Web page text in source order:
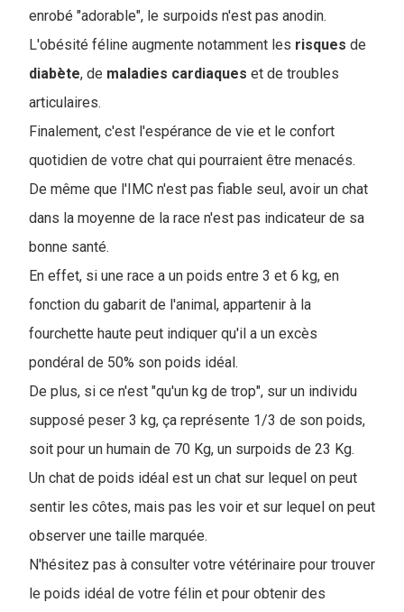
enrobé "adorable", le surpoids n'est pas anodin.
L'obésité féline augmente notamment les risques de
diabète, de maladies cardiaques et de troubles
articulaires.
Finalement, c'est l'espérance de vie et le confort
quotidien de votre chat qui pourraient être menacés.
De même que l'IMC n'est pas fiable seul, avoir un chat
dans la moyenne de la race n'est pas indicateur de sa
bonne santé.
En effet, si une race a un poids entre 3 et 6 kg, en
fonction du gabarit de l'animal, appartenir à la
fourchette haute peut indiquer qu'il a un excès
pondéral de 50% son poids idéal.
De plus, si ce n'est "qu'un kg de trop", sur un individu
supposé peser 3 kg, ça représente 1/3 de son poids,
soit pour un humain de 70 Kg, un surpoids de 23 Kg.
Un chat de poids idéal est un chat sur lequel on peut
sentir les côtes, mais pas les voir et sur lequel on peut
observer une taille marquée.
N'hésitez pas à consulter votre vétérinaire pour trouver
le poids idéal de votre félin et pour obtenir des